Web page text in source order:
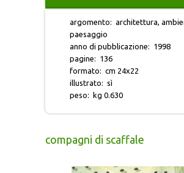
MONUMENTA HUMANITATIS
MORGANA
NECROPOLI DELLA SICILIA
PENSIERO POLITICO
RICERCA PAPIROLOGICA
argomento: architettura,
paesaggio
anno di pubblicazione: 1998
pagine: 136
formato: cm 24x22
illustrato: sì
peso: kg 0.630
compagni di scaffale